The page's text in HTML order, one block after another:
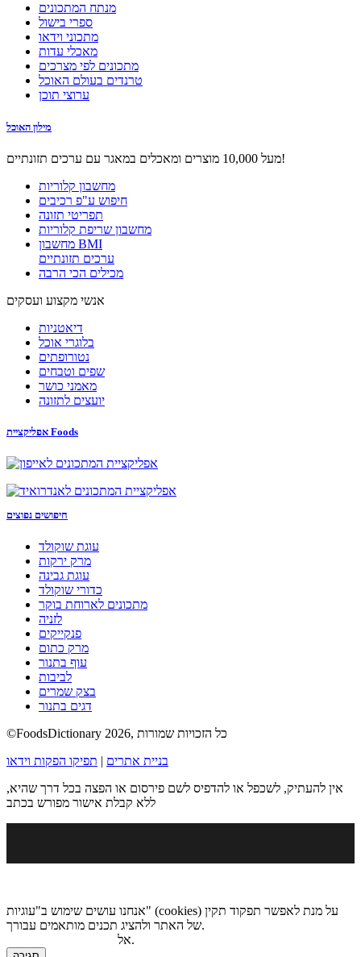
מנתח המתכונים
ספרי בישול
מתכוני וידאו
מאכלי עדות
מתכונים לפי מצרכים
טרנדים בעולם האוכל
ערוצי תוכן
מילון האוכל
מעל 10,000 מוצרים ומאכלים במאגר עם ערכים תזונתיים!
מחשבון קלוריות
חיפוש ע"פ רכיבים
תפריטי תזונה
מחשבון שריפת קלוריות
מחשבון BMI
ערכים תזונתיים
מכילים הכי הרבה
אנשי מקצוע ועסקים
דיאטניות
בלוגרי אוכל
נטורופתים
שפים וטבחים
מאמני כושר
יועצים לתזונה
אפליקציית Foods
חיפושים נפוצים
עוגת שוקולד
מרק ירקות
עוגת גבינה
כדורי שוקולד
מתכונים לארוחת בוקר
לזניה
פנקייקים
מרק כתום
עוף בתנור
לביבות
בצק שמרים
דגים בתנור
©FoodsDictionary 2026, כל הזכויות שמורות
בניית אתרים
תפיקו הפקות וידאו
אין להעתיק, לשכפל או להדפיס לשם פירסום או הפצה בכל דרך שהיא,
ללא קבלת אישור מפורש בכתב
אנחנו עושים שימוש ב"עוגיות" (cookies) על מנת לאפשר תפקוד תקין
של האתר ולהציג תכנים מותאמים עבורך.
אל.